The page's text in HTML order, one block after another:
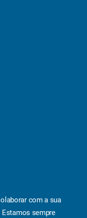
com a sua
sempre